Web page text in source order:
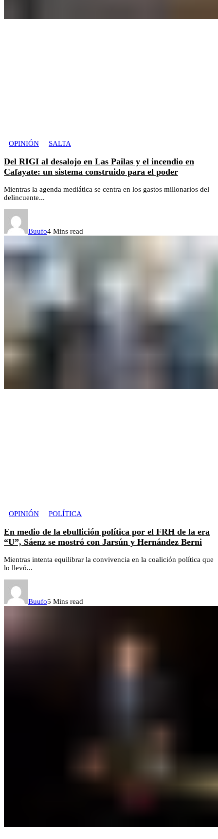
OPINIÓN SALTA
Del RIGI al desalojo en Las Pailas y el incendio en
Cafayate: un sistema construido para el poder
Mientras la agenda mediática se centra en los gastos millonarios del
delincuente...
Buufo4 Mins read
OPINIÓN POLÍTICA
En medio de la ebullición política por el FRH de la era
“U”, Sáenz se mostró con Jarsún y Hernández Berni
Mientras intenta equilibrar la convivencia en la coalición política que
lo llevó...
Buufo5 Mins read